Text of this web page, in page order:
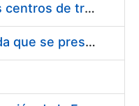
Suministro de gafas graduadas antiproyecciones para los trabajadores de la FNMT-RCM en los centros de trabajo de Madrid y Burgos
Servicios de una empresa externa para el asesoramiento y resolución de los recursos de alzada que se presentan relacionados con procesos de selección para la FNMT-RCM